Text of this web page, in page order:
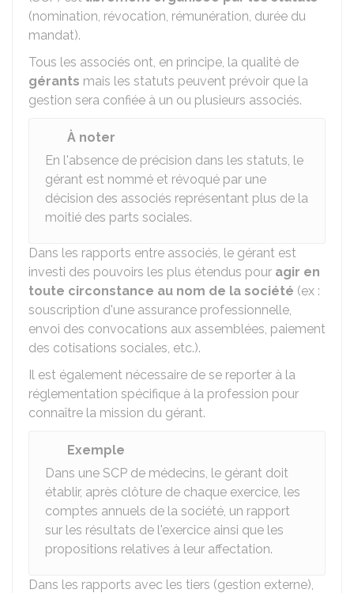
(nomination, révocation, rémunération, durée du
mandat).
Tous les associés ont, en principe, la qualité de
gérants mais les statuts peuvent prévoir que la
gestion sera confiée à un ou plusieurs associés.
À noter
En l'absence de précision dans les statuts, le
gérant est nommé et révoqué par une
décision des associés représentant plus de la
moitié des parts sociales.
Dans les rapports entre associés, le gérant est
investi des pouvoirs les plus étendus pour agir en
toute circonstance au nom de la société (ex :
souscription d'une assurance professionnelle,
envoi des convocations aux assemblées, paiement
des cotisations sociales, etc.).
Il est également nécessaire de se reporter à la
réglementation spécifique à la profession pour
connaître la mission du gérant.
Exemple
Dans une SCP de médecins, le gérant doit
établir, après clôture de chaque exercice, les
comptes annuels de la société, un rapport
sur les résultats de l'exercice ainsi que les
propositions relatives à leur affectation.
Dans les rapports avec les tiers (gestion externe),